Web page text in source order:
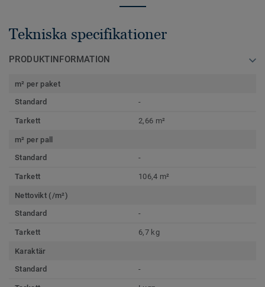
Tekniska specifikationer
PRODUKTINFORMATION
m² per paket
Standard
-
Tarkett 2,66 m²
m² per pall
Standard
-
Tarkett 106,4 m²
Nettovikt (/m²)
Standard
-
Tarkett 6,7 kg
Karaktär
Standard
-